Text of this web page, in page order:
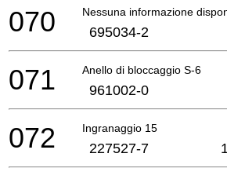
Nessuna informazione
070 695034-2
Anello di bloccaggio S-6
071 961002-0
Ingranaggio 15
072 227527-7